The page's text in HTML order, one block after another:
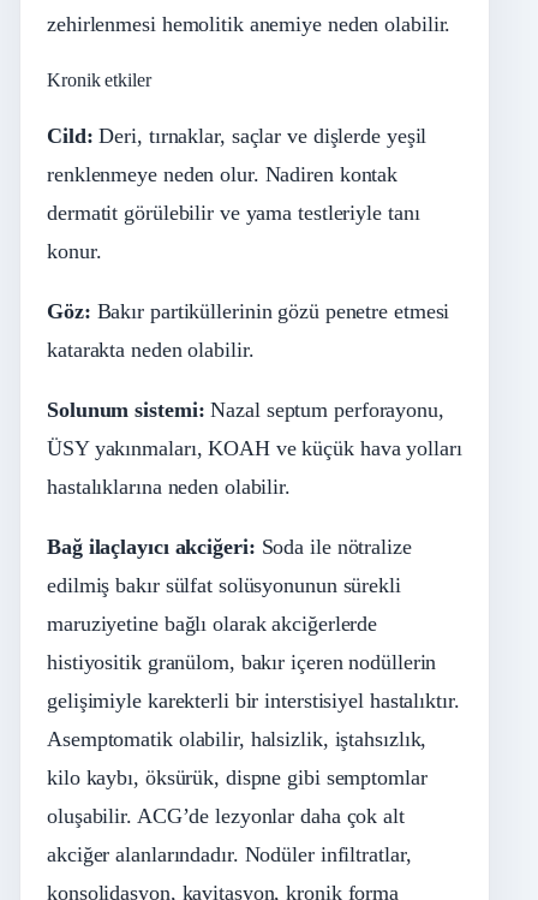
zehirlenmesi hemolitik anemiye neden olabilir.
Kronik etkiler
Cild:Deri, tırnaklar, saçlar ve dişlerde yeşil
renklenmeye neden olur. Nadiren kontak
dermatit görülebilir ve yama testleriyle tanı
konur.
Göz: Bakır partiküllerinin gözü penetre etmesi
katarakta neden olabilir.
Solunum sistemi: Nazal septum perforayonu,
ÜSY yakınmaları, KOAH ve küçük hava yolları
hastalıklarına neden olabilir.
Bağ ilaçlayıcı akciğeri: Soda ile nötralize
edilmiş bakır sülfat solüsyonunun sürekli
maruziyetine bağlı olarak akciğerlerde
histiyositik granülom, bakır içeren nodüllerin
gelişimiyle karekterli bir interstisiyel hastalıktır.
Asemptomatik olabilir, halsizlik, iştahsızlık,
kilo kaybı, öksürük, dispne gibi semptomlar
oluşabilir. ACG’de lezyonlar daha çok alt
akciğer alanlarındadır. Nodüler infiltratlar,
konsolidasyon, kavitasyon, kronik forma